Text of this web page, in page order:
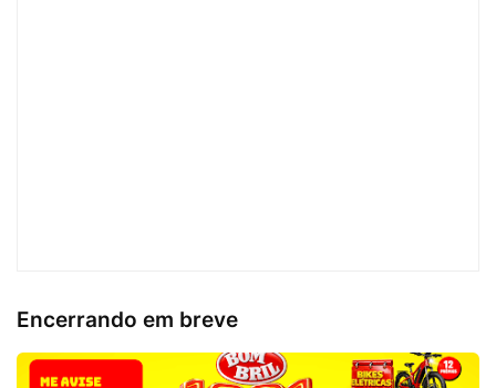
Encerrando em breve